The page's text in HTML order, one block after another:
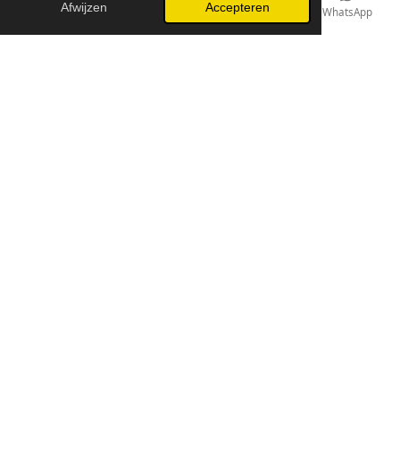
Afwijzen Accepteren
E-mailadres Instagram WhatsApp